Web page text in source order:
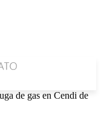
de gas en Cendi de